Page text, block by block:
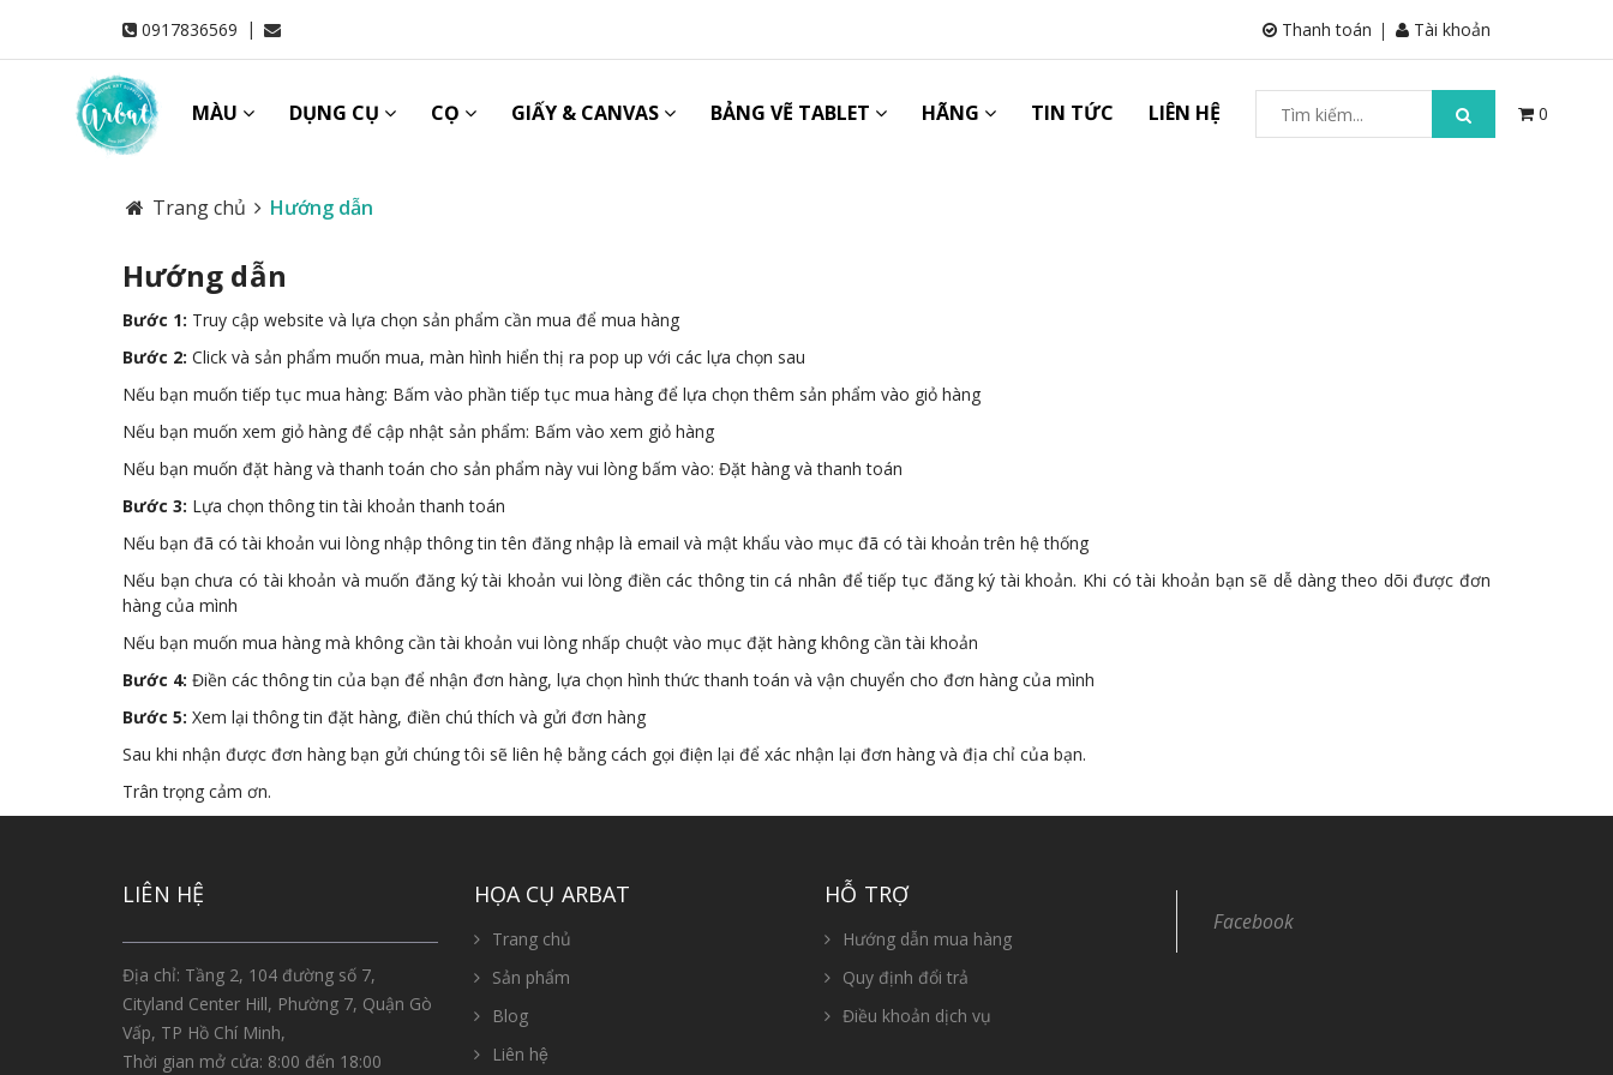
0917836569 | Tài khoản
Thanh toán
MÀU DỤNG CỤ CỌ GIẤY & CANVAS BẢNG VẼ TABLET HÃNG TIN TỨC LIÊN HỆ 0
Trang chủ Hướng dẫn
Hướng dẫn
Bước 1: Truy cập website và lựa chọn sản phẩm cần mua để mua hàng
Bước 2: Click và sản phẩm muốn mua, màn hình hiển thị ra pop up với các lựa chọn sau
Nếu bạn muốn tiếp tục mua hàng: Bấm vào phần tiếp tục mua hàng để lựa chọn thêm sản phẩm vào giỏ hàng
Nếu bạn muốn xem giỏ hàng để cập nhật sản phẩm: Bấm vào xem giỏ hàng
Nếu bạn muốn đặt hàng và thanh toán cho sản phẩm này vui lòng bấm vào: Đặt hàng và thanh toán
Bước 3: Lựa chọn thông tin tài khoản thanh toán
Nếu bạn đã có tài khoản vui lòng nhập thông tin tên đăng nhập là email và mật khẩu vào mục đã có tài khoản trên hệ thống
Nếu bạn chưa có tài khoản và muốn đăng ký tài khoản vui lòng điền các thông tin cá nhân để tiếp tục đăng ký tài khoản. Khi có tài khoản bạn sẽ dễ dàng theo dõi được đơn
hàng của mình
Nếu bạn muốn mua hàng mà không cần tài khoản vui lòng nhấp chuột vào mục đặt hàng không cần tài khoản
Bước 4: Điền các thông tin của bạn để nhận đơn hàng, lựa chọn hình thức thanh toán và vận chuyển cho đơn hàng của mình
Bước 5: Xem lại thông tin đặt hàng, điền chú thích và gửi đơn hàng
Sau khi nhận được đơn hàng bạn gửi chúng tôi sẽ liên hệ bằng cách gọi điện lại để xác nhận lại đơn hàng và địa chỉ của bạn.
Trân trọng cảm ơn.
LIÊN HỆ
Địa chỉ: Tầng 2, 104 đường số 7,
Cityland Center Hill, Phường 7, Quận Gò
Vấp, TP Hồ Chí Minh,
Thời gian mở cửa: 8:00 đến 18:00
HỌA CỤ ARBAT
Trang chủ
Sản phẩm
Blog
Liên hệ
HỖ TRỢ
Hướng dẫn mua hàng
Quy định đổi trả
Điều khoản dịch vụ
Facebook